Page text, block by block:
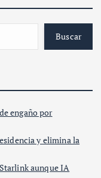
Buscar
engaño por
y elimina la
aunque IA